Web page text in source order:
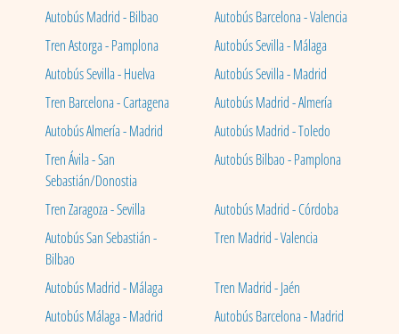
Autobús Madrid - Bilbao
Autobús Barcelona - Valencia
Tren Astorga - Pamplona
Autobús Sevilla - Málaga
Autobús Sevilla - Huelva
Autobús Sevilla - Madrid
Tren Barcelona - Cartagena
Autobús Madrid - Almería
Autobús Almería - Madrid
Autobús Madrid - Toledo
Tren Ávila - San
Sebastián/Donostia
Autobús Bilbao - Pamplona
Tren Zaragoza - Sevilla
Autobús Madrid - Córdoba
Autobús San Sebastián -
Bilbao
Tren Madrid - Valencia
Autobús Madrid - Málaga
Tren Madrid - Jaén
Autobús Málaga - Madrid
Autobús Barcelona - Madrid